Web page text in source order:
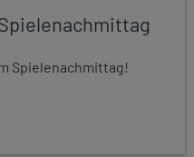
Spielenachmittag!